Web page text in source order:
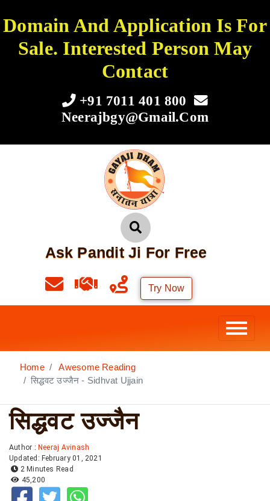
Domain And Application Is For
Sale. Interested Person May
Contact
+91 7011 401 800
Neerajbgy@gmail.com
Ask Pandit Ji For Free
Try Now
Home
Awesome Reading
सिद्धवट उज्जैन - Sidhvat Ujjain
सिद्धवट उज्जैन
Author : Neeraj Avinash
Updated: February 01, 2021
2 Minutes Read
45,200